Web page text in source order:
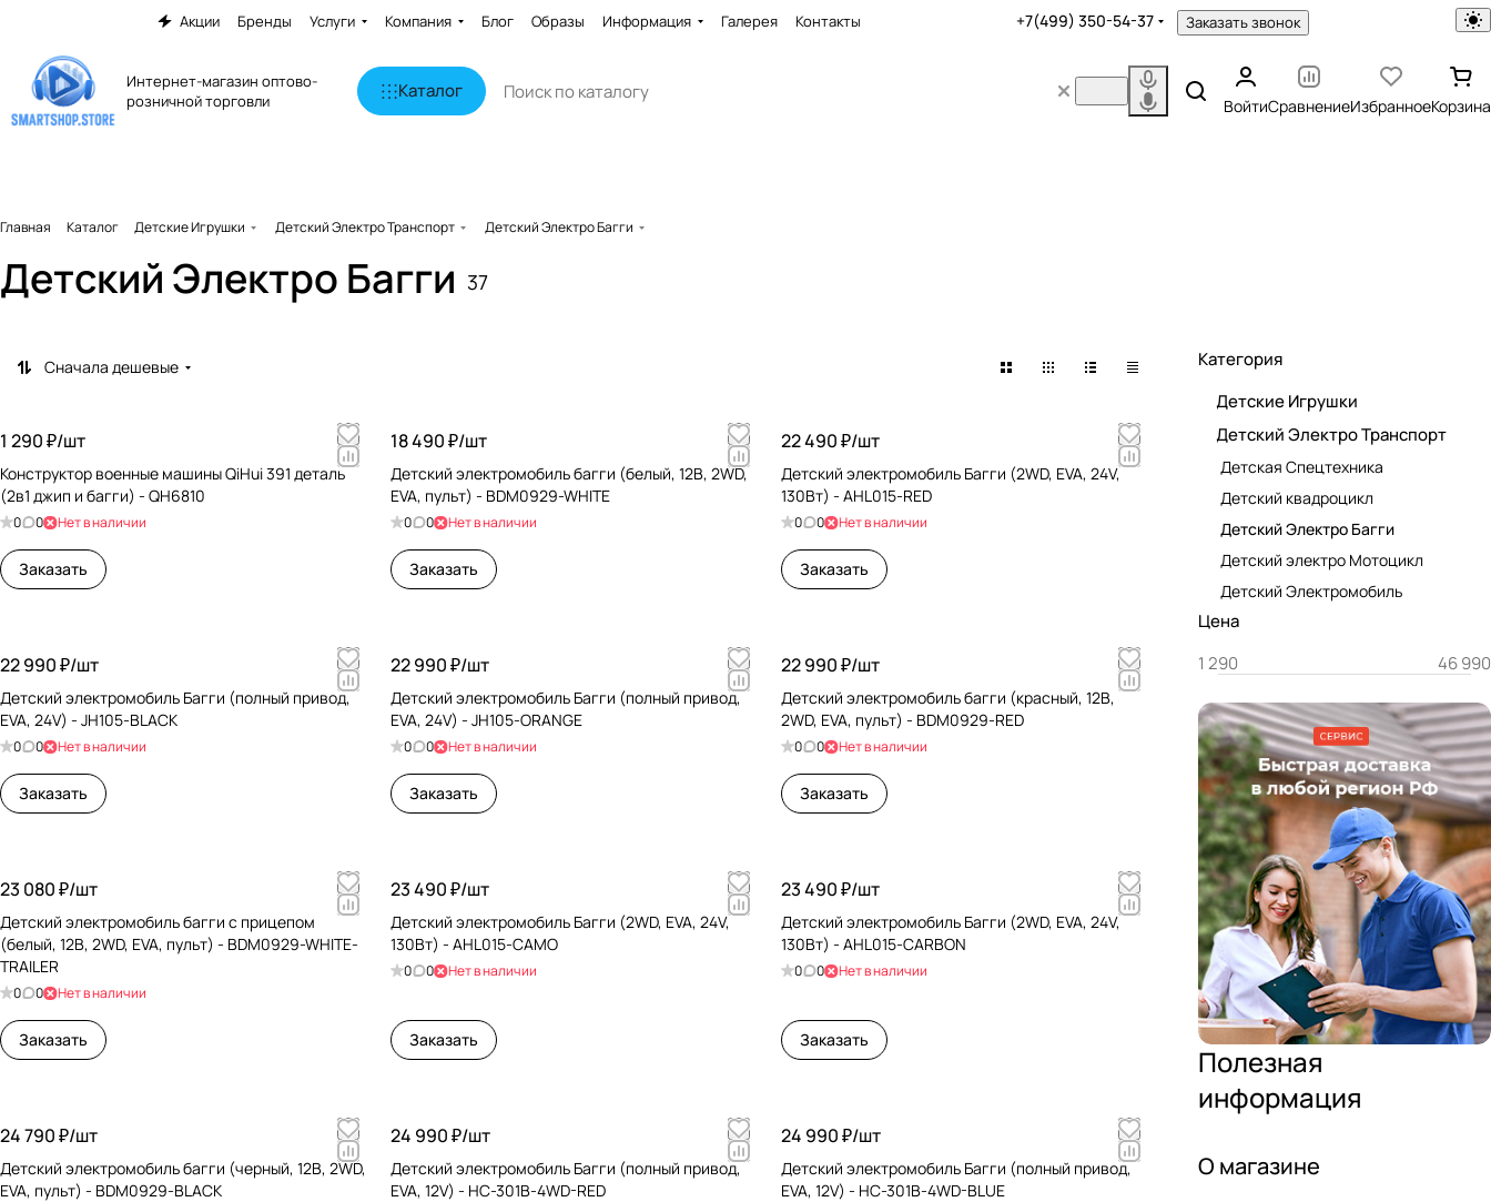
Акции Бренды Услуги Компания Блог Образы Информация Галерея Контакты +7(499) 350-54-37 Заказать звонок
Интернет-магазин оптово-
розничной торговли
Каталог
ВойтиСравнениеИзбранноеКорзина
Главная Каталог Детские Игрушки Детский Электро Транспорт Детский Электро Багги
Детский Электро Багги 37
Сначала дешевые
1 290 ₽/шт
Конструктор военные машины QiHui 391 деталь
(2в1 джип и багги) - QH6810
0 0 Нет в наличии
Заказать
18 490 ₽/шт
Детский электромобиль багги (белый, 12В, 2WD,
EVA, пульт) - BDM0929-WHITE
0 0 Нет в наличии
Заказать
22 490 ₽/шт
Детский электромобиль Багги (2WD, EVA, 24V,
130Вт) - AHL015-RED
0 0 Нет в наличии
Заказать
22 990 ₽/шт
Детский электромобиль Багги (полный привод,
EVA, 24V) - JH105-BLACK
0 0 Нет в наличии
Заказать
22 990 ₽/шт
Детский электромобиль Багги (полный привод,
EVA, 24V) - JH105-ORANGE
0 0 Нет в наличии
Заказать
22 990 ₽/шт
Детский электромобиль багги (красный, 12В,
2WD, EVA, пульт) - BDM0929-RED
0 0 Нет в наличии
Заказать
23 080 ₽/шт
Детский электромобиль багги с прицепом
(белый, 12В, 2WD, EVA, пульт) - BDM0929-WHITE-
TRAILER
0 0 Нет в наличии
Заказать
23 490 ₽/шт
Детский электромобиль Багги (2WD, EVA, 24V,
130Вт) - AHL015-CAMO
0 0 Нет в наличии
Заказать
23 490 ₽/шт
Детский электромобиль Багги (2WD, EVA, 24V,
130Вт) - AHL015-CARBON
0 0 Нет в наличии
Заказать
24 790 ₽/шт
Детский электромобиль багги (черный, 12В, 2WD,
EVA, пульт) - BDM0929-BLACK
24 990 ₽/шт
Детский электромобиль Багги (полный привод,
EVA, 12V) - HC-301B-4WD-RED
24 990 ₽/шт
Детский электромобиль Багги (полный привод,
EVA, 12V) - HC-301B-4WD-BLUE
Категория
Детские Игрушки
Детский Электро Транспорт
Детская Спецтехника
Детский квадроцикл
Детский Электро Багги
Детский электро Мотоцикл
Детский Электромобиль
Цена
Полезная
информация
О магазине